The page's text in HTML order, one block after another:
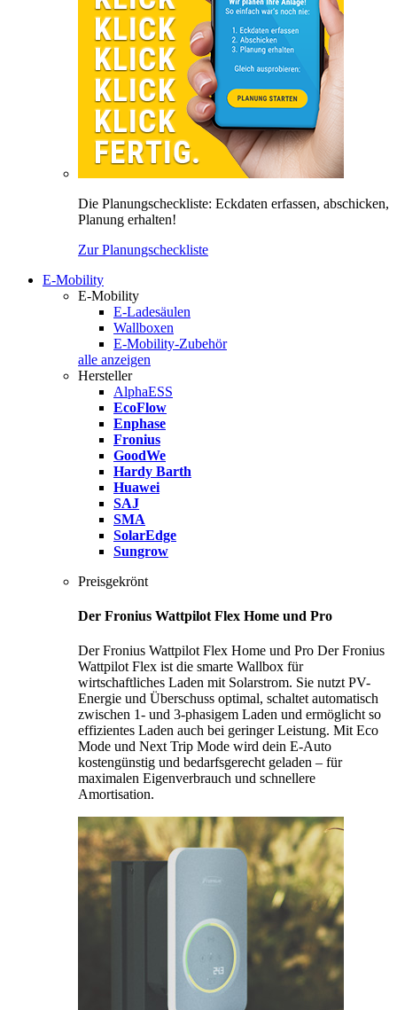
Die Planungscheckliste: Eckdaten erfassen, abschicken,
Planung erhalten!
Zur Planungscheckliste
E-Mobility
E-Mobility
E-Ladesäulen
Wallboxen
E-Mobility-Zubehör
alle anzeigen
Hersteller
AlphaESS
EcoFlow
Enphase
Fronius
GoodWe
Hardy Barth
Huawei
SAJ
SMA
SolarEdge
Sungrow
Preisgekrönt
Der Fronius Wattpilot Flex Home und Pro
Der Fronius Wattpilot Flex Home und Pro Der Fronius
Wattpilot Flex ist die smarte Wallbox für
wirtschaftliches Laden mit Solarstrom. Sie nutzt PV-
Energie und Überschuss optimal, schaltet automatisch
zwischen 1- und 3-phasigem Laden und ermöglicht so
effizientes Laden auch bei geringer Leistung. Mit Eco
Mode und Next Trip Mode wird dein E-Auto
kostengünstig und bedarfsgerecht geladen – für
maximalen Eigenverbrauch und schnellere
Amortisation.